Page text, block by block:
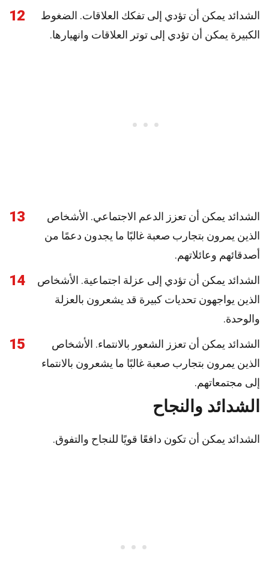
12
الشدائد يمكن أن تؤدي إلى تفكك العلاقات. الضغوط
الكبيرة يمكن أن تؤدي إلى توتر العلاقات وانهيارها.
13
الشدائد يمكن أن تعزز الدعم الاجتماعي. الأشخاص
الذين يمرون بتجارب صعبة غالبًا ما يجدون دعمًا من
أصدقائهم وعائلاتهم.
14
الشدائد يمكن أن تؤدي إلى عزلة اجتماعية. الأشخاص
الذين يواجهون تحديات كبيرة قد يشعرون بالعزلة
والوحدة.
15
الشدائد يمكن أن تعزز الشعور بالانتماء. الأشخاص
الذين يمرون بتجارب صعبة غالبًا ما يشعرون بالانتماء
إلى مجتمعاتهم.
الشدائد والنجاح
الشدائد يمكن أن تكون دافعًا قويًا للنجاح والتفوق.